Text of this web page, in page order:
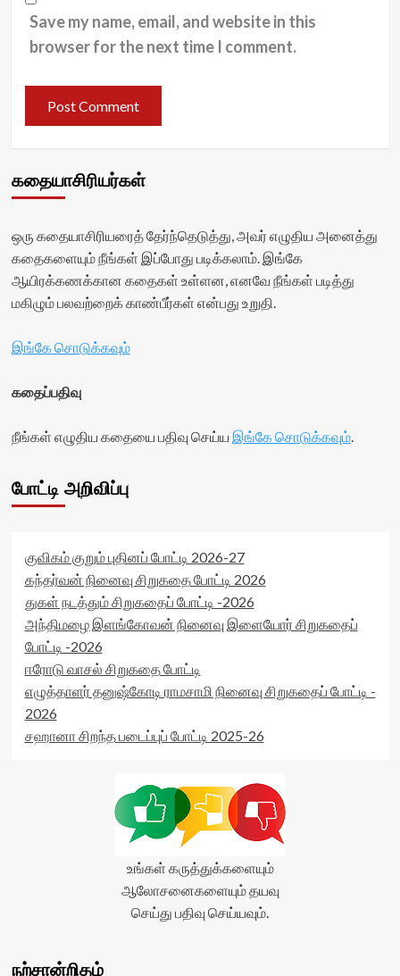
Save my name, email, and website in this
browser for the next time I comment.
கதையாசிரியர்கள்
ஒரு கதையாசிரியரைத் தேர்ந்தெடுத்து, அவர் எழுதிய அனைத்து
கதைகளையும் நீங்கள் இப்போது படிக்கலாம். இங்கே
ஆயிரக்கணக்கான கதைகள் உள்ளன, எனவே நீங்கள் படித்து
மகிழும் பலவற்றைக் காண்பீர்கள் என்பது உறுதி.
இங்கே சொடுக்கவும்
கதைப்பதிவு
நீங்கள் எழுதிய கதையை பதிவு செய்ய இங்கே சொடுக்கவும்.
போட்டி அறிவிப்பு
குவிகம் குறும் புதினப் போட்டி 2026-27
கந்தர்வன் நினைவு சிறுகதை போட்டி 2026
துகள் நடத்தும் சிறுகதைப் போட்டி -2026
அந்திமழை இளங்கோவன் நினைவு இளையோர் சிறுகதைப்
போட்டி -2026
ஈரோடு வாசல் சிறுகதை போட்டி
எழுத்தாளர் தனுஷ்கோடி ராமசாமி நினைவு சிறுகதைப் போட்டி -
2026
சஹானா சிறந்த படைப்புப் போட்டி 2025-26
உங்கள் கருத்துக்களையும்
ஆலோசனைகளையும் தயவு
செய்து பதிவு செய்யவும்.
நற்சான்றிதழ்